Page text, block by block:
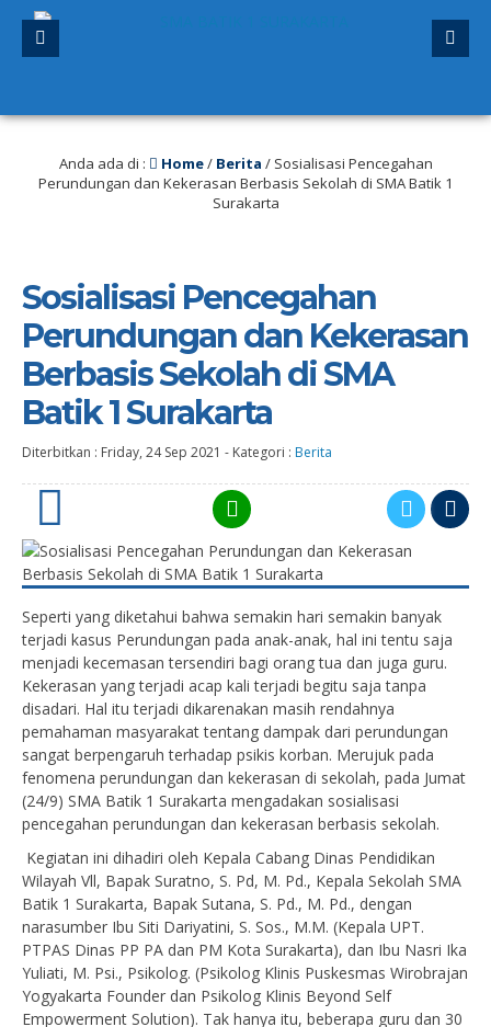
Anda ada di : Home/ Berita / Sosialisasi Pencegahan
Perundungan dan Kekerasan Berbasis Sekolah di SMA Batik 1
Surakarta
Sosialisasi Pencegahan
Perundungan dan Kekerasan
Berbasis Sekolah di SMA
Batik 1 Surakarta
Diterbitkan : Friday, 24 Sep 2021 - Kategori : Berita
Seperti yang diketahui bahwa semakin hari semakin banyak
terjadi kasus Perundungan pada anak-anak, hal ini tentu saja
menjadi kecemasan tersendiri bagi orang tua dan juga guru.
Kekerasan yang terjadi acap kali terjadi begitu saja tanpa
disadari. Hal itu terjadi dikarenakan masih rendahnya
pemahaman masyarakat tentang dampak dari perundungan
sangat berpengaruh terhadap psikis korban. Merujuk pada
fenomena perundungan dan kekerasan di sekolah, pada Jumat
(24/9) SMA Batik 1 Surakarta mengadakan sosialisasi
pencegahan perundungan dan kekerasan berbasis sekolah.
Kegiatan ini dihadiri oleh Kepala Cabang Dinas Pendidikan
Wilayah Vll, Bapak Suratno, S. Pd, M. Pd., Kepala Sekolah SMA
Batik 1 Surakarta, Bapak Sutana, S. Pd., M. Pd., dengan
narasumber Ibu Siti Dariyatini, S. Sos., M.M. (Kepala UPT.
PTPAS Dinas PP PA dan PM Kota Surakarta), dan Ibu Nasri Ika
Yuliati, M. Psi., Psikolog. (Psikolog Klinis Puskesmas Wirobrajan
Yogyakarta Founder dan Psikolog Klinis Beyond Self
Empowerment Solution). Tak hanya itu, beberapa guru dan 30